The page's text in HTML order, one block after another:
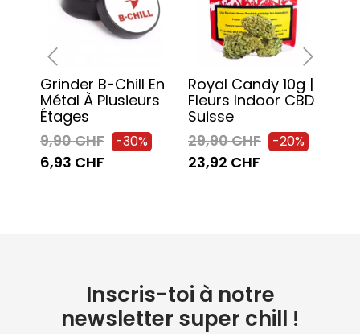
Grinder B-Chill En
Métal À Plusieurs
Étages
9,90 CHF
-30%
6,93 CHF
Royal Candy 10g |
Fleurs Indoor CBD
Suisse
29,90 CHF
-20%
23,92 CHF
‹
Inscris-toi à notre
newsletter super chill !